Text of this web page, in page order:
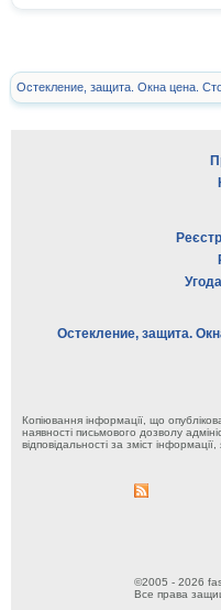
Остекление, защита. Окна цена.
Остекление, защита.
Копіювання інформації, що
наявності письмового дозволу
відповідальності за зміст
©2005 - 2026
Все права